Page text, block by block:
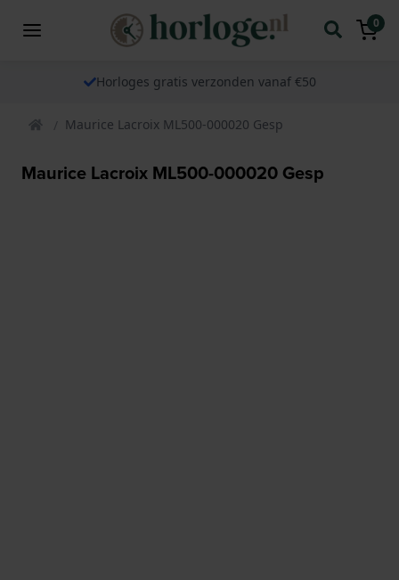
0
Horloges gratis verzonden vanaf €50
Maurice Lacroix ML500-000020 Gesp
Maurice Lacroix ML500-000020 Gesp